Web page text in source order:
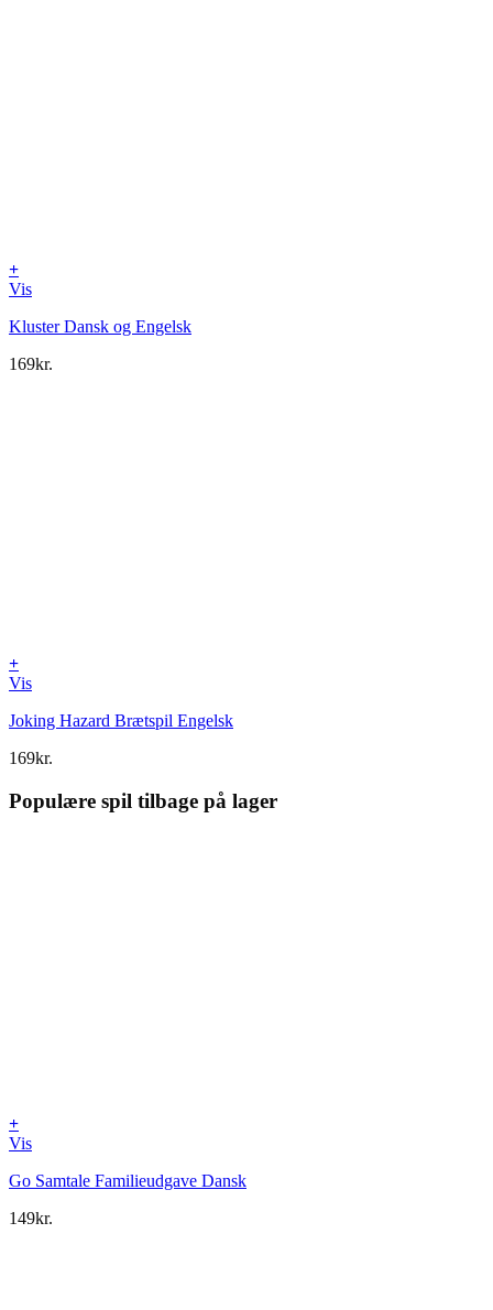
+
Vis
Kluster Dansk og Engelsk
169kr.
+
Vis
Joking Hazard Brætspil Engelsk
169kr.
Populære spil tilbage på lager
+
Vis
Go Samtale Familieudgave Dansk
149kr.